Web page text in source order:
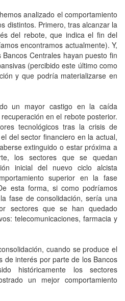
analizado el comportamiento
distintos. Primero, tras alcanzar la
del rebote, que indica el fin del
encontramos actualmente). Y,
Centrales hayan puesto fin
(percibido este último como
y que podría materializarse en
un mayor castigo en la caída
en el rebote posterior.
tecnológicos tras la crisis de
del sector financiero en la actual,
extinguido o estar próxima a
los sectores que se quedan
inicial del nuevo ciclo alcista
superior en la fase
esta forma, si como podríamos
fase de consolidación, sería una
sectores que se han quedado
telecomunicaciones, farmacia y
cuando se produce el
de interés por parte de los Bancos
históricamente los sectores
un mejor comportamiento